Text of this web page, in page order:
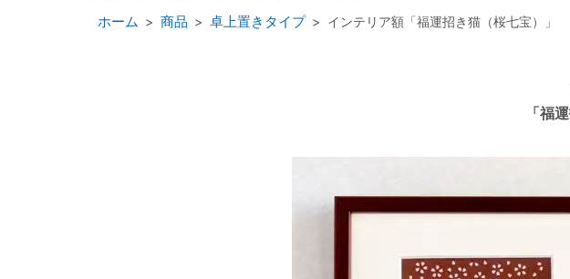
ホーム 商品 卓上置きタイプ インテリア額「福運招き猫（桜七宝）」
「福